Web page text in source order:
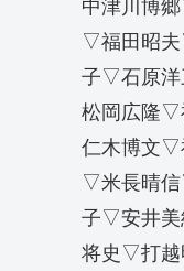
▽福田昭
子▽石原
松岡広隆
仁木博文
▽米長晴
子▽安井
将史▽打